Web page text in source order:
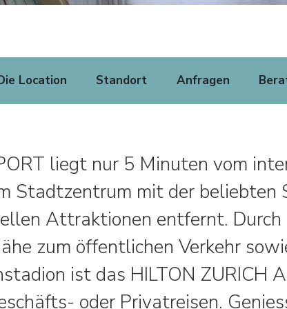
Location Standort Anfragen
liegt nur 5 Minuten vom
Stadtzentrum mit der beliebten
Attraktionen entfernt. Durch
zum öffentlichen Verkehr
ist das HILTON ZURICH
oder Privatreisen.